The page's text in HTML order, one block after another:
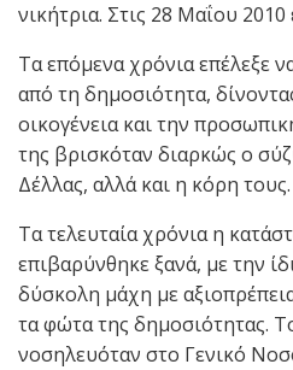
νικήτρια. Στις 28 Μαΐου 2010
Τα επόμενα χρόνια επέλεξε
από τη δημοσιότητα,
οικογένεια και την
της βρισκόταν διαρκώς ο
Δέλλας, αλλά και η κόρη τους.
Τα τελευταία χρόνια η
επιβαρύνθηκε ξανά, με την
δύσκολη μάχη με
τα φώτα της δημοσιότητας.
νοσηλευόταν στο Γενικό